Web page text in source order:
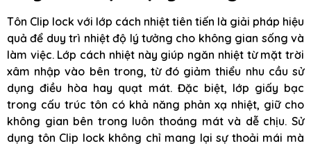
Tôn Clip lock với lớp cách nhiệt tiên tiến là giải pháp hiệu
quả để duy trì nhiệt độ lý tưởng cho không gian sống và
làm việc. Lớp cách nhiệt này giúp ngăn nhiệt từ mặt trời
xâm nhập vào bên trong, từ đó giảm thiểu nhu cầu sử
dụng điều hòa hay quạt mát. Đặc biệt, lớp giấy bạc
trong cấu trúc tôn có khả năng phản xạ nhiệt, giữ cho
không gian bên trong luôn thoáng mát và dễ chịu. Sử
dụng tôn Clip lock không chỉ mang lại sự thoải mái mà